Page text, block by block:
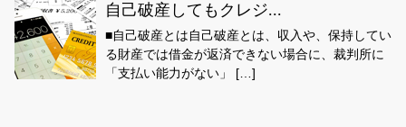
自己破産してもクレジ...
■自己破産とは自己破産とは、収入や、保持してい
る財産では借金が返済できない場合に、裁判所に
「支払い能力がない」 […]